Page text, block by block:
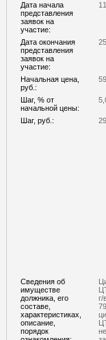
Дата начала
представления
заявок на
участие:
Дата окончания
представления
заявок на
участие:
Начальная цена,
руб.:
Шаг, % от
начальной цены:
Шаг, руб.:
Сведения об
имуществе
должника, его
составе,
характеристиках,
описание,
порядок